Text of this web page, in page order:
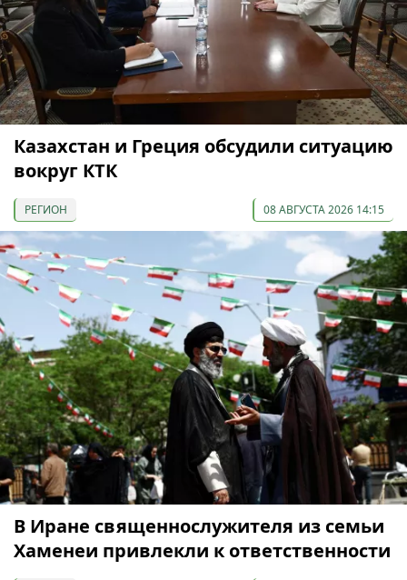
Казахстан и Греция обсудили ситуацию
вокруг КТК
РЕГИОН 08 АВГУСТА 2026 14:15
В Иране священнослужителя из семьи
Хаменеи привлекли к ответственности